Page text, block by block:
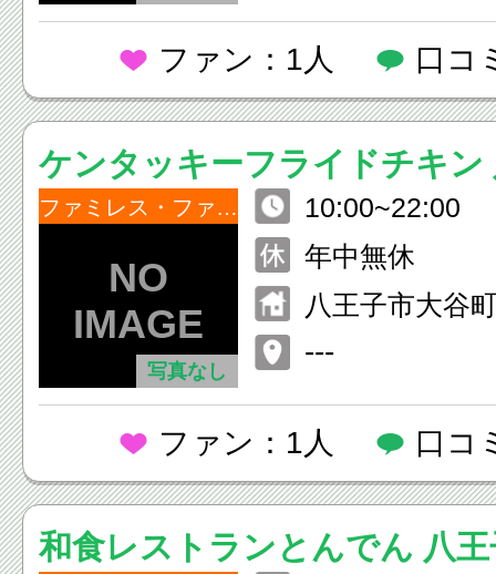
ファン：1人 口コ
ケンタッキーフライドチキン
田店
ファミレス・ファーストフード
写真なし
10:00~22:00
年中無休
八王子市大谷
---
ファン：1人 口コ
和食レストランとんでん 八